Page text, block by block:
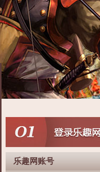
乐趣网账号